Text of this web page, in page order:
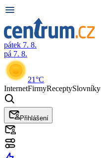
pátek 7. 8.
pá 7. 8.
21°C
InternetFirmyReceptySlovníky
Přihlášení